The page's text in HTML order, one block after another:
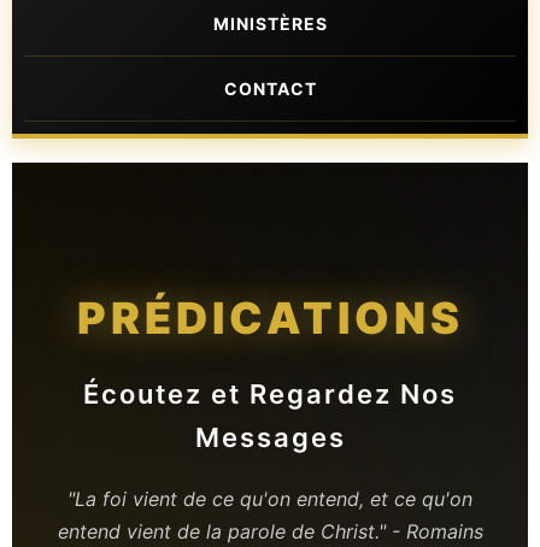
MINISTÈRES
CONTACT
PRÉDICATIONS
Écoutez et Regardez Nos
Messages
"La foi vient de ce qu'on entend, et ce qu'on
entend vient de la parole de Christ." - Romains